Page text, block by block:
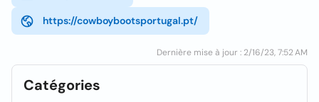
https://cowboybootsportugal.pt/
Dernière mise à jour : 2/16/23, 7:52 AM
Catégories